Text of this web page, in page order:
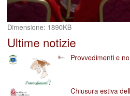
Clicca
per
vedere
l'immagine
alle
dimensioni
originali…
Dimensione: 1890KB
Ultime notizie
Provvedimenti e
Chiusura estiva